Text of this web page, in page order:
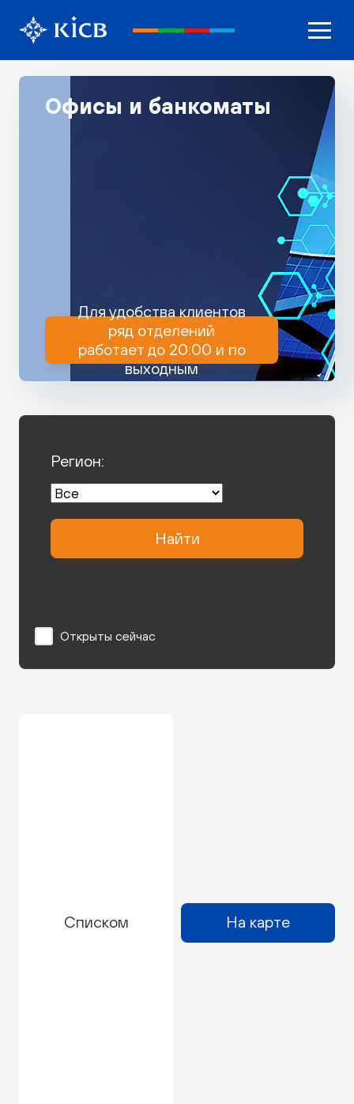
Офисы и банкоматы
Для удобства клиентов
ряд отделений
работает до 20:00 и по
выходным
Регион:
Найти
Открыты сейчас
Списком На карте